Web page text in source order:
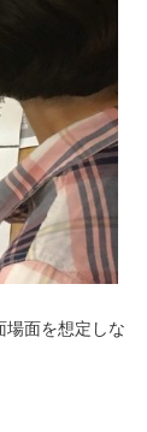
場面を想定しな